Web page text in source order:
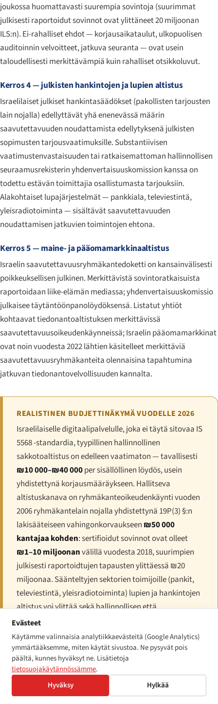
joukossa huomattavasti suurempia sovintoja (suurimmat
julkisesti raportoidut sovinnot ovat ylittäneet 20 miljoonan
ILS:n). Ei-rahalliset ehdot — korjausaikataulut, ulkopuolisen
auditoinnin velvoitteet, jatkuva seuranta — ovat usein
taloudellisesti merkittävämpiä kuin rahalliset otsikkoluvut.
Kerros 4 — julkisten hankintojen ja lupien altistus
Israelilaiset julkiset hankintasäädökset (pakollisten tarjousten
lain nojalla) edellyttävät yhä enenevässä määrin
saavutettavuuden noudattamista edellytyksenä julkisten
sopimusten tarjousvaatimuksille. Substantiivisen
vaatimustenvastaisuuden tai ratkaisemattoman hallinnollisen
seuraamusrekisterin yhdenvertaisuuskomission kanssa on
todettu estävän toimittajia osallistumasta tarjouksiin.
Alakohtaiset lupajärjestelmät — pankkiala, televiestintä,
yleisradiotoiminta — sisältävät saavutettavuuden
noudattamisen jatkuvien toimintojen ehtona.
Kerros 5 — maine- ja pääomamarkkinaaltistus
Israelin saavutettavuusryhmäkantedoketti on kansainvälisesti
poikkeuksellisen julkinen. Merkittävistä sovintoratkaisuista
raportoidaan liike-elämän mediassa; yhdenvertaisuuskomissio
julkaisee täytäntöönpanolöydöksensä. Listatut yhtiöt
kohtaavat tiedonantoaltistuksen merkittävissä
saavutettavuusoikeudenkäynneissä; Israelin pääomamarkkinat
ovat noin vuodesta 2022 lähtien käsitelleet merkittäviä
saavutettavuusryhmäkanteita olennaisina tapahtumina
jatkuvan tiedonantovelvollisuuden kannalta.
REALISTINEN BUDJETTINÄKYMÄ VUODELLE 2026
Israelilaiselle digitaalipalvelulle, joka ei täytä sitovaa IS
5568 -standardia, tyypillinen hallinnollinen
sakkotoaltistus on edelleen vaatimaton — tavallisesti
₪10 000–₪40 000per sisällöllinen löydös, usein
yhdistettynä korjausmääräykseen. Hallitseva
altistuskanava on ryhmäkanteoikeudenkäynti vuoden
2006 ryhmäkantelain nojalla yhdistettynä 19P(3) §:n
lakisääteiseen vahingonkorvaukseen ₪50 000
kantajaa kohden: sertifioidut sovinnot ovat olleet
₪1–10 miljoonanvälillä vuodesta 2018, suurimpien
julkisesti raportoidtujen tapausten ylittäessä ₪20
miljoonaa. Säänteltyjen sektorien toimijoille (pankit,
televiestintä, yleisradiotoiminta) lupien ja hankintojen
altistus voi ylittää sekä hallinnollisen että
siviilioikeudellisen polun yhteenlaskettuna. Käytännön
vaatimustenmukaisuusviesti israelilaisen
digitaalipalvelun osalta on se, ettei se ensisijaisesti
altistu yhdenvertaisuuskomission sakkoaikatauluun
vaan kantajien ryhmäkanneasianajajien toiminnalle.
Evästeet
Käytämme valinnaisia analytiikkaevästeitä (Google Analytics)
ymmärtääksemme, miten käytät sivustoa. Ne pysyvät pois
päältä, kunnes hyväksyt ne. Lisätietoja
tietosuojakäytännössämme.
Hyväksy
Hylkää